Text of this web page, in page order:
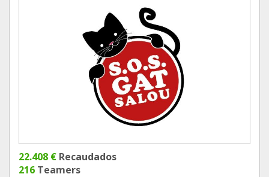
22.408 € Recaudados
216 Teamers